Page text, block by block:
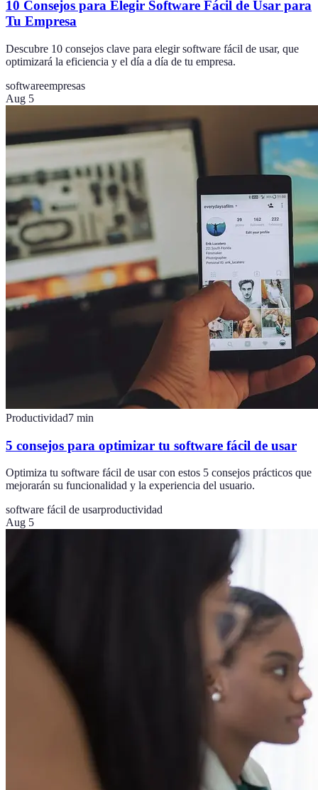
10 Consejos para Elegir Software Fácil de Usar para
Tu Empresa
Descubre 10 consejos clave para elegir software fácil de usar, que
optimizará la eficiencia y el día a día de tu empresa.
softwareempresas
Aug 5
Productividad7 min
5 consejos para optimizar tu software fácil de usar
Optimiza tu software fácil de usar con estos 5 consejos prácticos que
mejorarán su funcionalidad y la experiencia del usuario.
software fácil de usarproductividad
Aug 5